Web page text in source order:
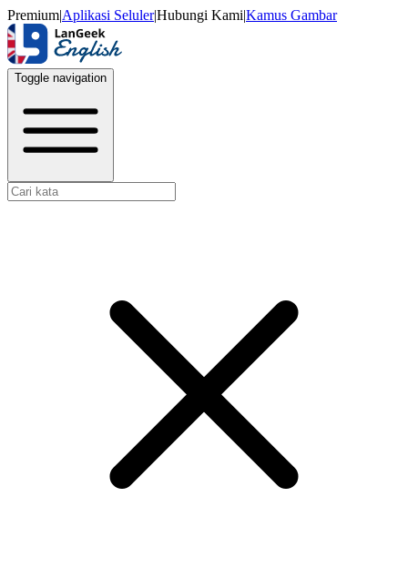
Premium|Aplikasi Seluler|Hubungi Kami|Kamus Gambar
Toggle navigation